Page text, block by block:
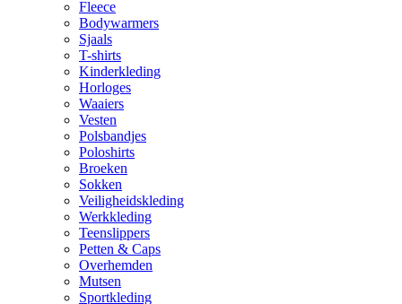
Fleece
Bodywarmers
Sjaals
T-shirts
Kinderkleding
Horloges
Waaiers
Vesten
Polsbandjes
Poloshirts
Broeken
Sokken
Veiligheidskleding
Werkkleding
Teenslippers
Petten & Caps
Overhemden
Mutsen
Sportkleding